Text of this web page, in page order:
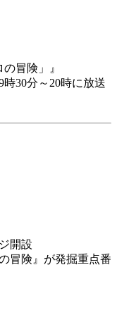
冒険」』
30分～20時に放送
開設
冒険』が発掘重点番